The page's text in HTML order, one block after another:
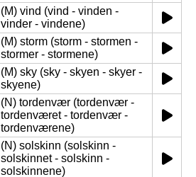
(M) vind (vind - vinden -
vinder - vindene)
(M) storm (storm - stormen -
stormer - stormene)
(M) sky (sky - skyen - skyer -
skyene)
(N) tordenvær (tordenvær -
tordenværet - tordenvær -
tordenværene)
(N) solskinn (solskinn -
solskinnet - solskinn -
solskinnene)